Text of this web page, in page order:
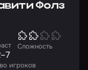
Фолз
Сложность
игроков